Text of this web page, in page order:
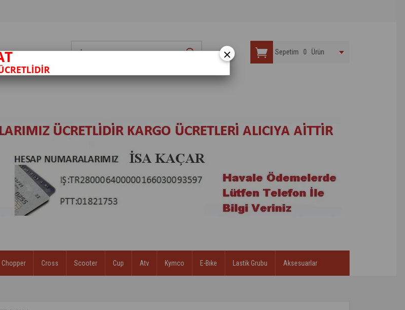
Sepetim 0 Ürün
Chopper Cross Scooter Cup Atv Kymco E-Bıke Lastik Grubu Aksesuarlar
×